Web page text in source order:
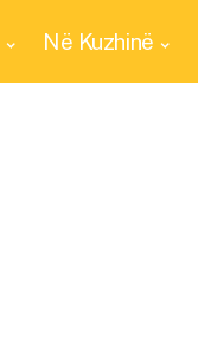
Në Kuzhinë